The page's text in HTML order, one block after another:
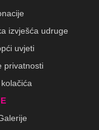
izvješća udruge
uvjeti
privatnosti